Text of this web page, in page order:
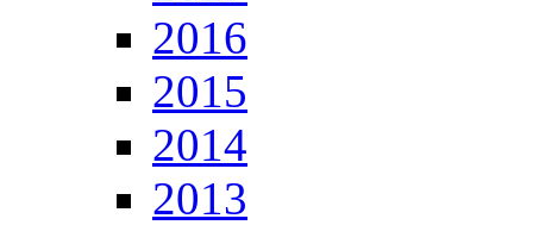
2016
2015
2014
2013